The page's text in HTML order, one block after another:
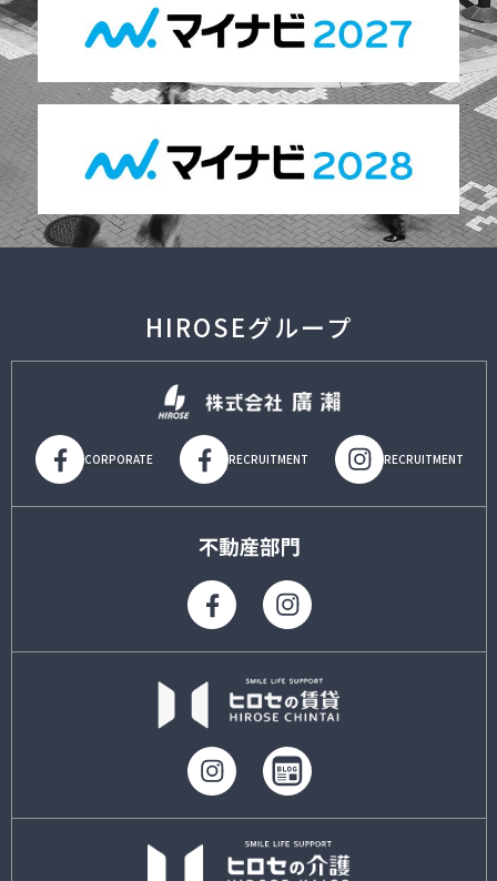
HIROSEグループ
CORPORATE RECRUITMENT RECRUITMENT